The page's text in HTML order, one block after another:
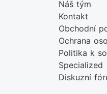
Náš tým
Kontakt
Obchodní
Ochrana
Politika k
Specialized
Diskuzní